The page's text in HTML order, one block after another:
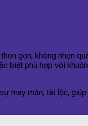
gọn, không nhọn
biệt phù hợp với
may mắn, tài lộc,